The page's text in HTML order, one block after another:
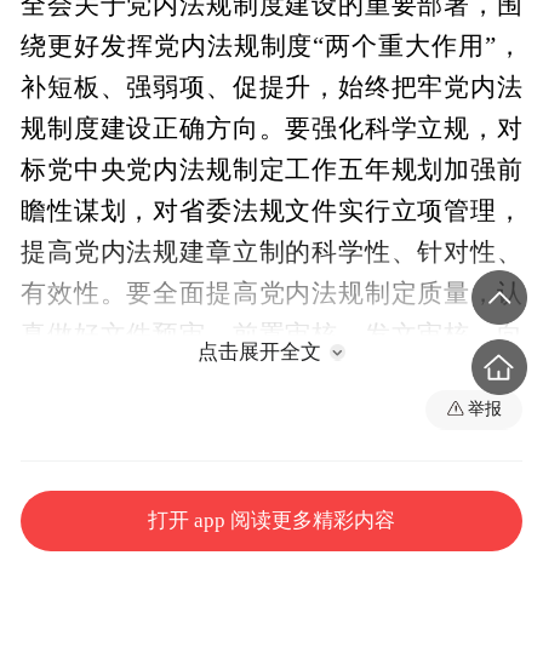
绕更好发挥党内法规制度“两个重大作用”，
补短板、强弱项、促提升，始终把牢党内法
规制度建设正确方向。要强化科学立规，对
标党中央党内法规制定工作五年规划加强前
瞻性谋划，对省委法规文件实行立项管理，
提高党内法规建章立制的科学性、针对性、
有效性。要全面提高党内法规制定质量，认
真做好文件预审、前置审核、发文审核、向
上报备等工作，从严把好政治关、内容关，
确保每一件法规文件高质量。要着力增强党
新宣传方式，加强监督考核，确保制度优势
转化为治理效能。要压实党内法规制度建设
点击展开全文
举报
打开 app 阅读更多精彩内容